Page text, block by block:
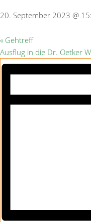
20. September 2023 @
« Gehtreff
Ausflug in die Dr. Oetker